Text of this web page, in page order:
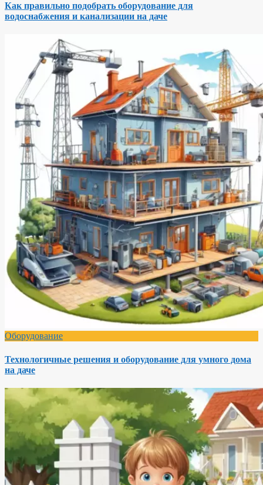
Как правильно подобрать оборудование для
водоснабжения и канализации на даче
Оборудование
Технологичные решения и оборудование для умного дома
на даче